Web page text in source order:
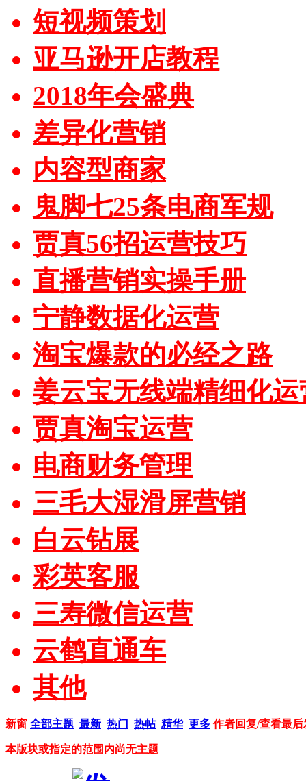
短视频策划
亚马逊开店教程
2018年会盛典
差异化营销
内容型商家
鬼脚七25条电商军规
贾真56招运营技巧
直播营销实操手册
宁静数据化运营
淘宝爆款的必经之路
姜云宝无线端精细化运
贾真淘宝运营
电商财务管理
三毛大湿滑屏营销
白云钻展
彩英客服
三寿微信运营
云鹤直通车
其他
新窗 全部主题 最新 热门 热帖 精华 更多 作者回复/查看最后
本版块或指定的范围内尚无主题